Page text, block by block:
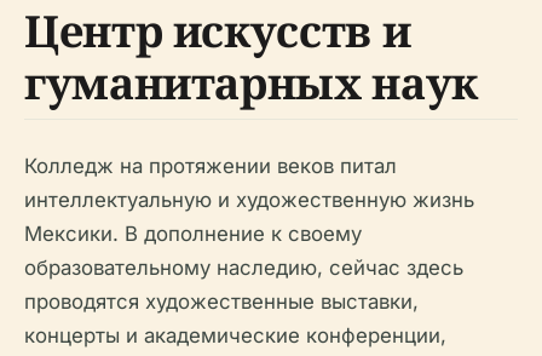
Центр искусств и
гуманитарных наук
Колледж на протяжении веков питал
интеллектуальную и художественную жизнь
Мексики. В дополнение к своему
образовательному наследию, сейчас здесь
проводятся художественные выставки,
концерты и академические конференции,